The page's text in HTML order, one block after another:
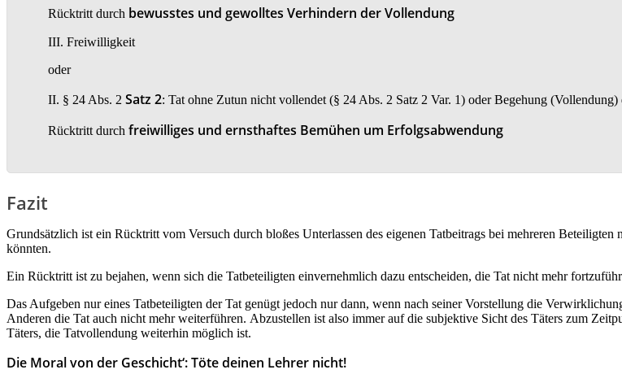
Rücktritt durch bewusstes und gewolltes Verhindern der Vollendung
III. Freiwilligkeit
oder
II. § 24 Abs. 2 Satz 2: Tat ohne Zutun nicht vollendet (§ 24 Abs. 2 Satz 2 Var. 1) oder Begehung
Rücktritt durch freiwilliges und ernsthaftes Bemühen um Erfolgsabwendung
Fazit
Grundsätzlich ist ein Rücktritt vom Versuch durch bloßes Unterlassen des eigenen Tatbeitrags bei mehreren
könnten.
Ein Rücktritt ist zu bejahen, wenn sich die Tatbeteiligten einvernehmlich dazu entscheiden, die Tat nicht mehr
Das Aufgeben nur eines Tatbeteiligten der Tat genügt jedoch nur dann, wenn nach seiner Vorstellung die
Anderen die Tat auch nicht mehr weiterführen. Abzustellen ist also immer auf die subjektive Sicht des Täters zum
Täters, die Tatvollendung weiterhin möglich ist.
Die Moral von der Geschicht‘: Töte deinen Lehrer nicht!